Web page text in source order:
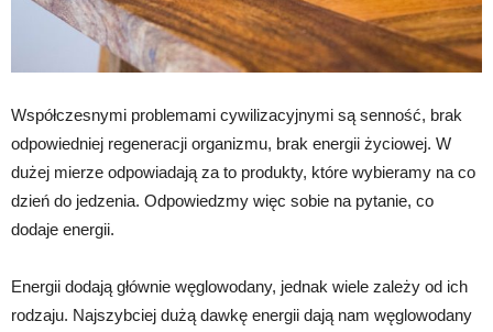
Współczesnymi problemami cywilizacyjnymi są senność, brak
odpowiedniej regeneracji organizmu, brak energii życiowej. W
dużej mierze odpowiadają za to produkty, które wybieramy na co
dzień do jedzenia. Odpowiedzmy więc sobie na pytanie, co
dodaje energii.
Energii dodają głównie węglowodany, jednak wiele zależy od ich
rodzaju. Najszybciej dużą dawkę energii dają nam węglowodany